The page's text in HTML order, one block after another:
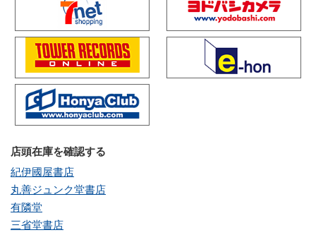
店頭在庫を確認する
紀伊國屋書店
丸善ジュンク堂書店
有隣堂
三省堂書店